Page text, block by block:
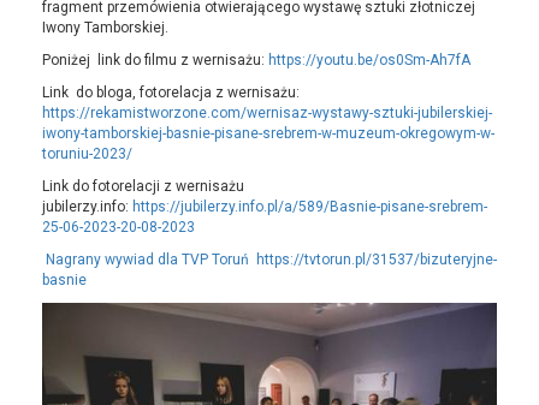
fragment przemówienia otwierającego wystawę sztuki złotniczej
Iwony Tamborskiej.
Poniżej link do filmu z wernisażu: https://youtu.be/os0Sm-Ah7fA
Link do bloga, fotorelacja z wernisażu:
https://rekamistworzone.com/wernisaz-wystawy-sztuki-jubilerskiej-
iwony-tamborskiej-basnie-pisane-srebrem-w-muzeum-okregowym-w-
toruniu-2023/
Link do fotorelacji z wernisażu
jubilerzy.info: https://jubilerzy.info.pl/a/589/Basnie-pisane-srebrem-
25-06-2023-20-08-2023
Nagrany wywiad dla TVP Toruń https://tvtorun.pl/31537/bizuteryjne-
basnie